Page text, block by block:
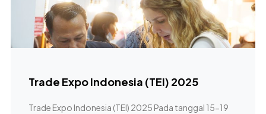
Trade Expo Indonesia (TEI) 2025
Trade Expo Indonesia (TEI) 2025 Pada tanggal 15-19